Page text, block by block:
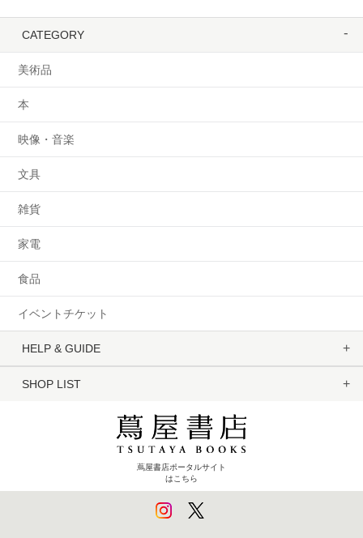
CATEGORY
美術品
本
映像・音楽
文具
雑貨
家電
食品
イベントチケット
HELP & GUIDE
SHOP LIST
蔦屋書店ポータルサイト
はこちら